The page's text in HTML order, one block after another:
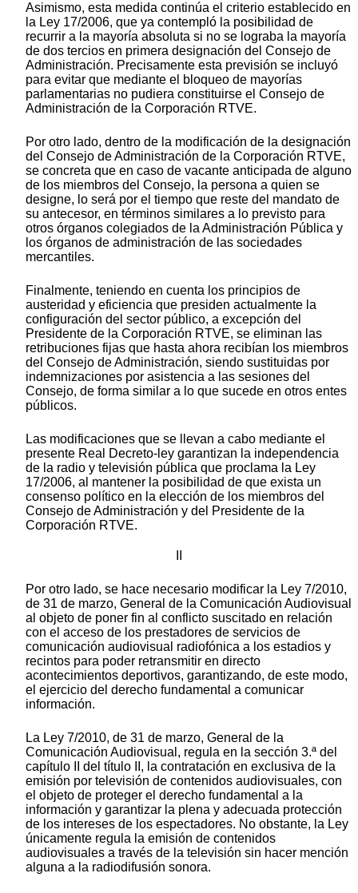
Asimismo, esta medida continúa el criterio establecido en
la Ley 17/2006, que ya contempló la posibilidad de
recurrir a la mayoría absoluta si no se lograba la mayoría
de dos tercios en primera designación del Consejo de
Administración. Precisamente esta previsión se incluyó
para evitar que mediante el bloqueo de mayorías
parlamentarias no pudiera constituirse el Consejo de
Administración de la Corporación RTVE.
Por otro lado, dentro de la modificación de la designación
del Consejo de Administración de la Corporación RTVE,
se concreta que en caso de vacante anticipada de alguno
de los miembros del Consejo, la persona a quien se
designe, lo será por el tiempo que reste del mandato de
su antecesor, en términos similares a lo previsto para
otros órganos colegiados de la Administración Pública y
los órganos de administración de las sociedades
mercantiles.
Finalmente, teniendo en cuenta los principios de
austeridad y eficiencia que presiden actualmente la
configuración del sector público, a excepción del
Presidente de la Corporación RTVE, se eliminan las
retribuciones fijas que hasta ahora recibían los miembros
del Consejo de Administración, siendo sustituidas por
indemnizaciones por asistencia a las sesiones del
Consejo, de forma similar a lo que sucede en otros entes
públicos.
Las modificaciones que se llevan a cabo mediante el
presente Real Decreto-ley garantizan la independencia
de la radio y televisión pública que proclama la Ley
17/2006, al mantener la posibilidad de que exista un
consenso político en la elección de los miembros del
Consejo de Administración y del Presidente de la
Corporación RTVE.
Por otro lado, se hace necesario modificar la Ley 7/2010,
de 31 de marzo, General de la Comunicación Audiovisual
al objeto de poner fin al conflicto suscitado en relación
con el acceso de los prestadores de servicios de
comunicación audiovisual radiofónica a los estadios y
recintos para poder retransmitir en directo
acontecimientos deportivos, garantizando, de este modo,
el ejercicio del derecho fundamental a comunicar
información.
La Ley 7/2010, de 31 de marzo, General de la
Comunicación Audiovisual, regula en la sección 3.ª del
capítulo II del título II, la contratación en exclusiva de la
emisión por televisión de contenidos audiovisuales, con
el objeto de proteger el derecho fundamental a la
información y garantizar la plena y adecuada protección
de los intereses de los espectadores. No obstante, la Ley
únicamente regula la emisión de contenidos
audiovisuales a través de la televisión sin hacer mención
alguna a la radiodifusión sonora.